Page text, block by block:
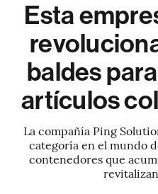
Esta
baldes
artículos
La compañía Ping
categoría en el mundo
contenedores que